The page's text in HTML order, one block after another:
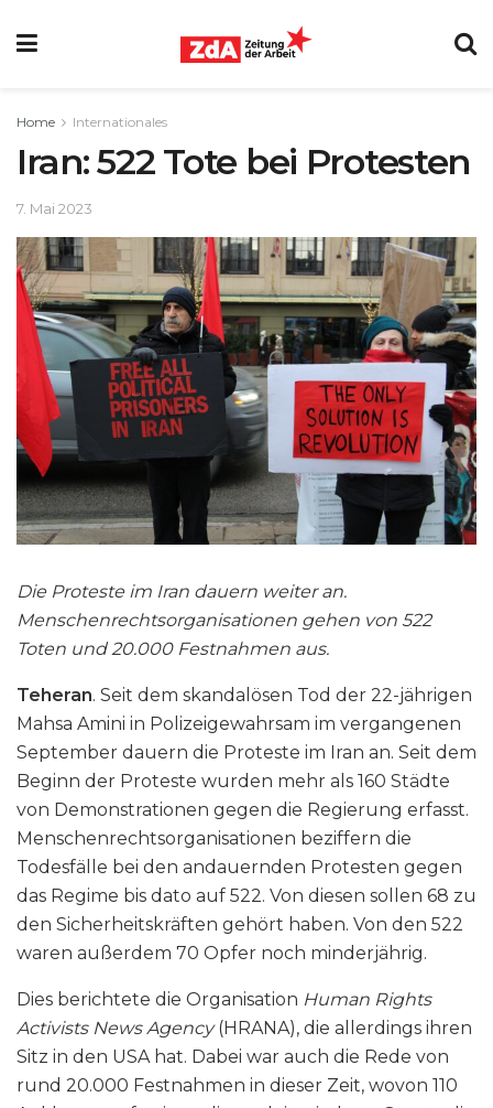
Home Internationales
Iran: 522 Tote bei Protesten
7. Mai 2023
Die Proteste im Iran dauern weiter an.
Menschenrechtsorganisationen gehen von 522
Toten und 20.000 Festnahmen aus.
Teheran. Seit dem skandalösen Tod der 22-jährigen
Mahsa Amini in Polizeigewahrsam im vergangenen
September dauern die Proteste im Iran an. Seit dem
Beginn der Proteste wurden mehr als 160 Städte
von Demonstrationen gegen die Regierung erfasst.
Menschenrechtsorganisationen beziffern die
Todesfälle bei den andauernden Protesten gegen
das Regime bis dato auf 522. Von diesen sollen 68 zu
den Sicherheitskräften gehört haben. Von den 522
waren außerdem 70 Opfer noch minderjährig.
Dies berichtete die Organisation Human Rights
Activists News Agency(HRANA), die allerdings ihren
Sitz in den USA hat. Dabei war auch die Rede von
rund 20.000 Festnahmen in dieser Zeit, wovon 110